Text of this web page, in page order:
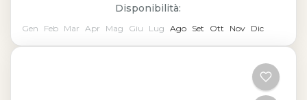
Disponibilità:
Gen Feb Mar Apr Mag Giu Lug Ago Set Ott Nov Dic